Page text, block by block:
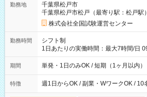
例】 ・河合塾模擬試験 8:30～17:30（
×8時間＝日収10,400円＋交通費 ※当日
円の場合あり ・国家試験 7:00～13:30
円（役割手当＋100円）×6時間＝日収8,400
間】試用期間なし
勤務地
千葉県松戸市
千葉県松戸市松戸（最寄り駅：松戸駅）
株式会社全国試験運営センター
勤務時間
シフト制
1日あたりの実働時間：最大7時間/日
間は 試験により異なります。
期間 単発・1日のみOK / 短期（1ヶ月以内）
特徴 週1日からOK / 副業・WワークOK / 10